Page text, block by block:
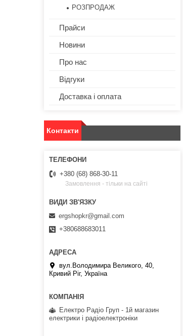
РОЗПРОДАЖ
Прайси
Новини
Про нас
Відгуки
Доставка і оплата
Контакти
+380 (68) 868-30-11
Замовлення - тільки на сайті
ergshopkr@gmail.com
+380688683011
вул.Володимира Великого, 40,
Кривий Ріг, Україна
Електро Радіо Груп - 1й магазин
електрики і радіоелектроніки